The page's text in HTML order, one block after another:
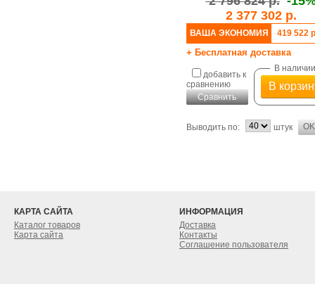
2 377 302 р.
ВАША ЭКОНОМИЯ 419 522
+ Бесплатная доставка
добавить к
сравнению
Сравнить
В наличии
В
Выводить по: штук
КАРТА САЙТА
Каталог товаров
Карта сайта
ИНФОРМАЦИЯ
Доставка
Контакты
Соглашение пользователя